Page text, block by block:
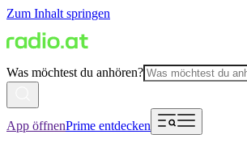
Zum Inhalt springen
Was möchtest du anhören?
App öffnenPrime entdecken